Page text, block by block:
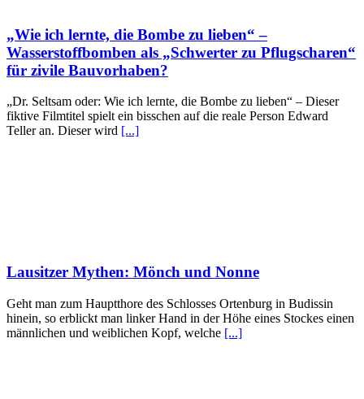
„Wie ich lernte, die Bombe zu lieben“ –
Wasserstoffbomben als „Schwerter zu Pflugscharen“
für zivile Bauvorhaben?
„Dr. Seltsam oder: Wie ich lernte, die Bombe zu lieben“ – Dieser
fiktive Filmtitel spielt ein bisschen auf die reale Person Edward
Teller an. Dieser wird [...]
Lausitzer Mythen: Mönch und Nonne
Geht man zum Hauptthore des Schlosses Ortenburg in Budissin
hinein, so erblickt man linker Hand in der Höhe eines Stockes einen
männlichen und weiblichen Kopf, welche [...]